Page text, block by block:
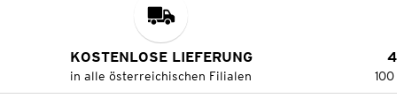
KOSTENLOSE LIEFERUNG
in alle österreichischen Filialen